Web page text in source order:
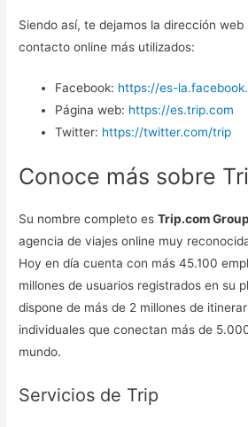
Siendo así, te dejamos la dirección
contacto online más utilizados:
Facebook: https://es-
Página web: https://es.trip.com
Twitter: https://twitter.com/trip
Conoce más sobre
Su nombre completo esTrip.com Group
agencia de viajes online muy
Hoy en día cuenta con más 45.100
millones de usuarios registrados en su
dispone de más de 2 millones de
individuales que conectan más de
mundo.
Servicios de Trip